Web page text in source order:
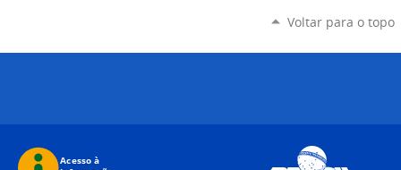
Voltar para o topo